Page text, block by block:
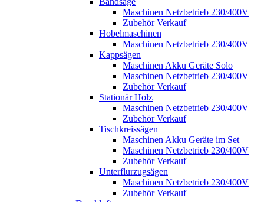
Maschinen Netzbetrieb 230/400V
Zubehör Verkauf
Hobelmaschinen
Maschinen Netzbetrieb 230/400V
Kappsägen
Maschinen Akku Geräte Solo
Maschinen Netzbetrieb 230/400V
Zubehör Verkauf
Stationär Holz
Maschinen Netzbetrieb 230/400V
Zubehör Verkauf
Tischkreissägen
Maschinen Akku Geräte im Set
Maschinen Netzbetrieb 230/400V
Zubehör Verkauf
Unterflurzugsägen
Maschinen Netzbetrieb 230/400V
Zubehör Verkauf